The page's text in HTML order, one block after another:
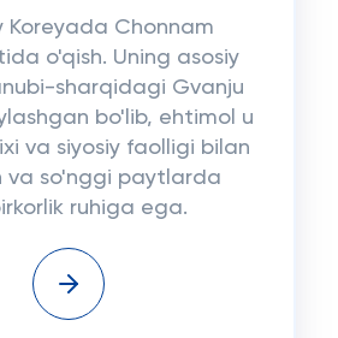
Koreyada Chonnam
o'qish. Uning asosiy
sharqidagi Gvanju
bo'lib, ehtimol u
va siyosiy faolligi bilan
va so'nggi paytlarda
ruhiga ega.